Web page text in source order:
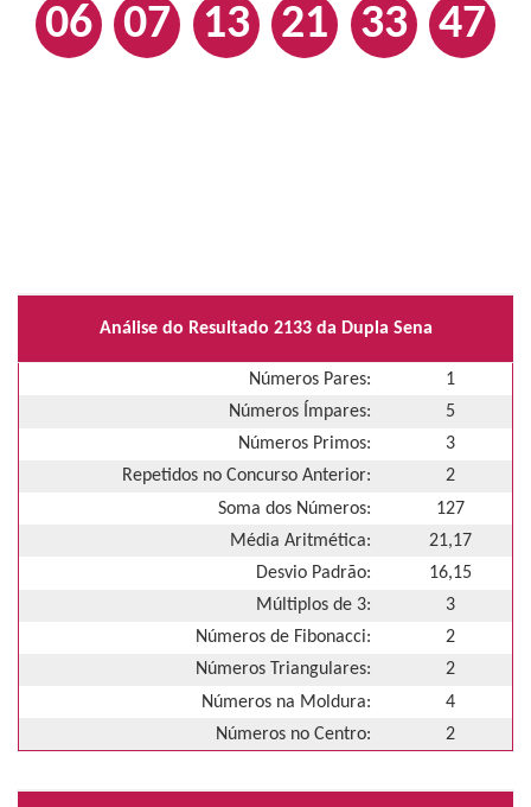
06 07 13 21 33 47
Análise do Resultado 2133 da Dupla Sena
Números Pares:
1
Números Ímpares:
5
Números Primos:
3
Repetidos no Concurso Anterior:
2
Soma dos Números:
127
Média Aritmética:
21,17
Desvio Padrão:
16,15
Múltiplos de 3:
3
Números de Fibonacci:
2
Números Triangulares:
2
Números na Moldura:
4
Números no Centro:
2